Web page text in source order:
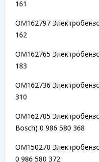
161
OM162797
162
OM162765
183
OM162736
310
OM162705
Bosch) 0 986 580 368
OM150270
0 986 580 372